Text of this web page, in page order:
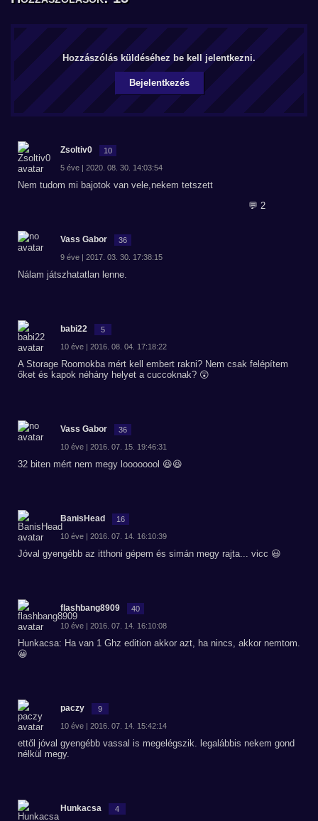
Hozzászólás küldéséhez be kell jelentkezni.
Bejelentkezés
Zsoltiv0 10
5 éve | 2020. 08. 30. 14:03:54
Nem tudom mi bajotok van vele,nekem tetszett
💬 2
Vass Gabor 36
9 éve | 2017. 03. 30. 17:38:15
Nálam játszhatatlan lenne.
babi22 5
10 éve | 2016. 08. 04. 17:18:22
A Storage Roomokba mért kell embert rakni? Nem csak felépítem
őket és kapok néhány helyet a cuccoknak? 😲
Vass Gabor 36
10 éve | 2016. 07. 15. 19:46:31
32 biten mért nem megy loooooool 😆😆
BanisHead 16
10 éve | 2016. 07. 14. 16:10:39
Jóval gyengébb az itthoni gépem és simán megy rajta... vicc 😃
flashbang8909 40
10 éve | 2016. 07. 14. 16:10:08
Hunkacsa: Ha van 1 Ghz edition akkor azt, ha nincs, akkor nemtom.
😀
paczy 9
10 éve | 2016. 07. 14. 15:42:14
ettől jóval gyengébb vassal is megelégszik. legalábbis nekem gond
nélkül megy.
Hunkacsa 4